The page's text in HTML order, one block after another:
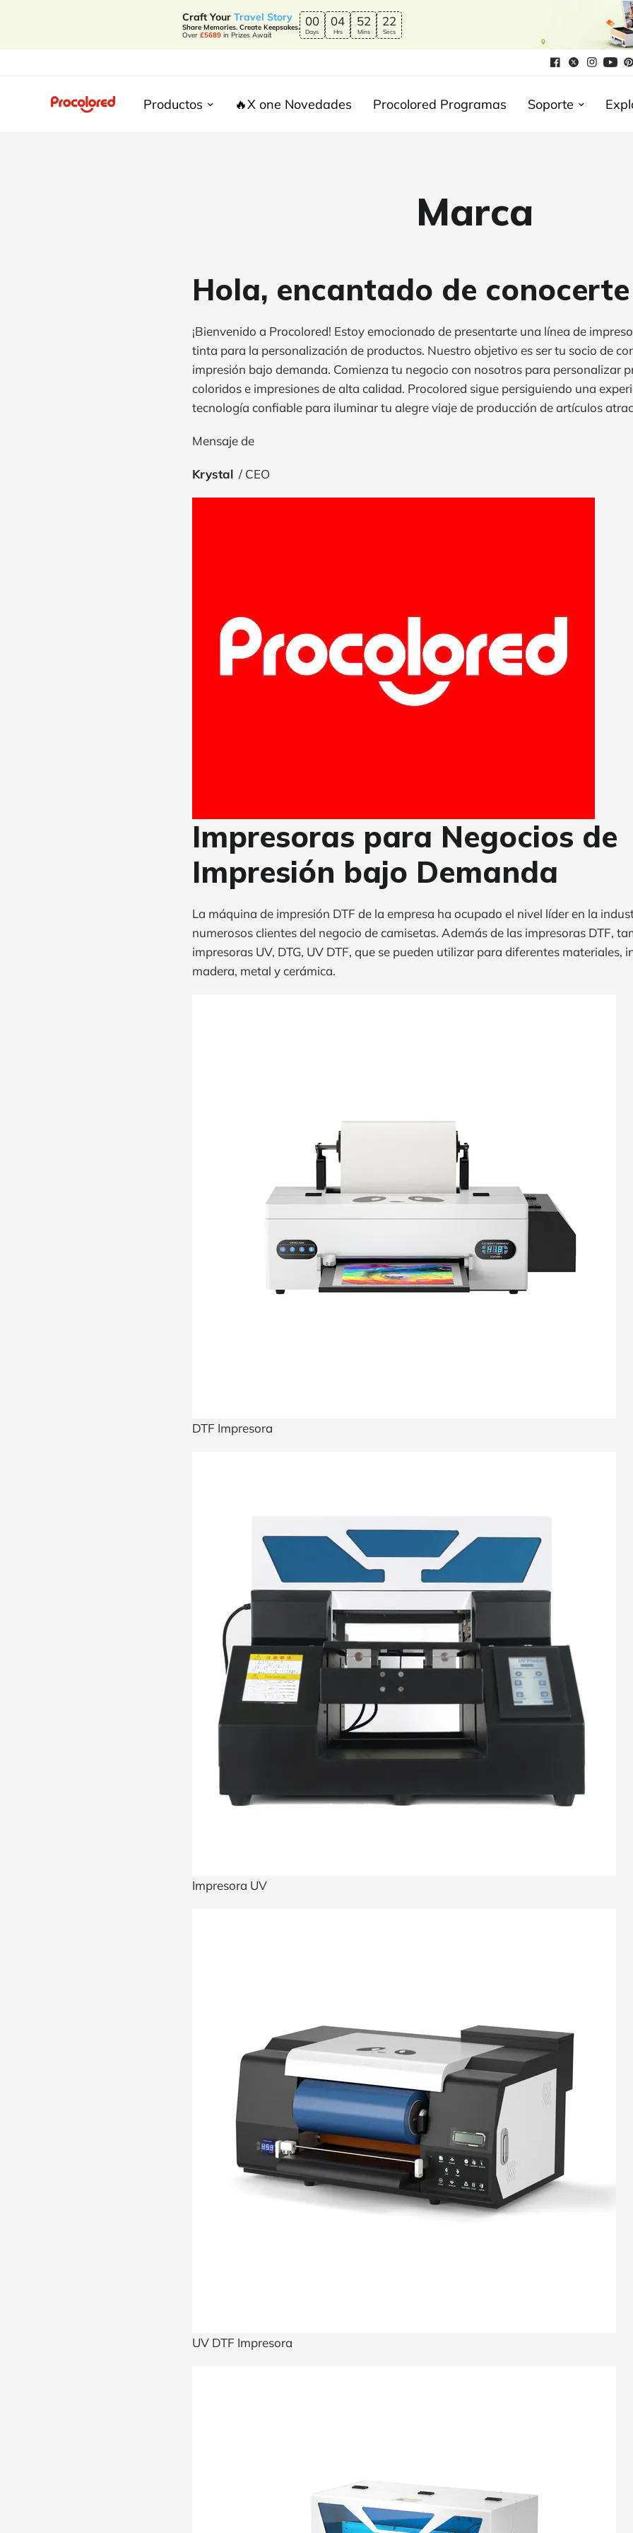
Craft Your Travel Story
Share Memories. Create Keepsakes.
Over £5689 in Prizes Await
00
Days
04
Hrs
52
Mins
21
Secs
Productos 🔥X one Novedades Procolored Programas Soporte
Marca
Hola, encantado de conocerte
¡Bienvenido a Procolored! Estoy emocionado de presentarte una línea de
tinta para la personalización de productos. Nuestro objetivo es ser tu socio de
impresión bajo demanda. Comienza tu negocio con nosotros para personalizar
coloridos e impresiones de alta calidad. Procolored sigue persiguiendo una
tecnología confiable para iluminar tu alegre viaje de producción de artículos
Mensaje de
Krystal / CEO
Impresoras para Negocios de
Impresión bajo Demanda
La máquina de impresión DTF de la empresa ha ocupado el nivel líder en la
numerosos clientes del negocio de camisetas. Además de las impresoras DTF,
impresoras UV, DTG, UV DTF, que se pueden utilizar para diferentes materiales,
madera, metal y cerámica.
DTF Impresora
Impresora UV
UV DTF Impresora